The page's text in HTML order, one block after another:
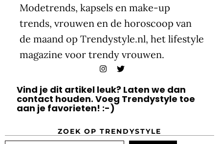
Modetrends, kapsels en make-up
trends, vrouwen en de horoscoop van
de maand op Trendystyle.nl, het lifestyle
magazine voor trendy vrouwen.
Vind je dit artikel leuk? Laten we dan
contact houden. Voeg Trendystyle toe
aan je favorieten! :-)
ZOEK OP TRENDYSTYLE